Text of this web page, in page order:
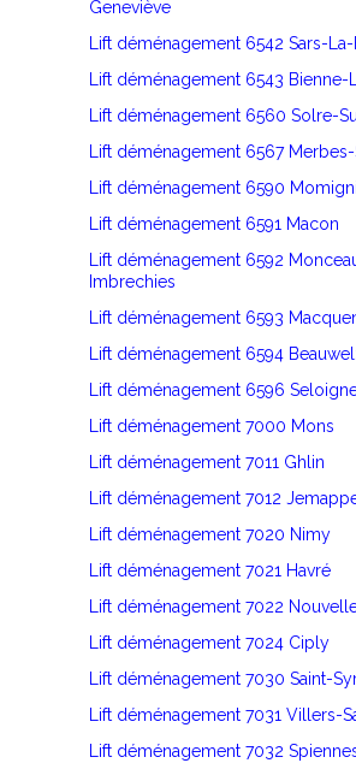
Geneviève
Lift déménagement 6542 Sars-
Lift déménagement 6543 Bienne-
Lift déménagement 6560 Solre-
Lift déménagement 6567
Lift déménagement 6590
Lift déménagement 6591 Macon
Lift déménagement 6592
Imbrechies
Lift déménagement 6593
Lift déménagement 6594
Lift déménagement 6596
Lift déménagement 7000 Mons
Lift déménagement 7011 Ghlin
Lift déménagement 7012
Lift déménagement 7020 Nimy
Lift déménagement 7021 Havré
Lift déménagement 7022
Lift déménagement 7024 Ciply
Lift déménagement 7030 Saint-
Lift déménagement 7031 Villers-
Lift déménagement 7032